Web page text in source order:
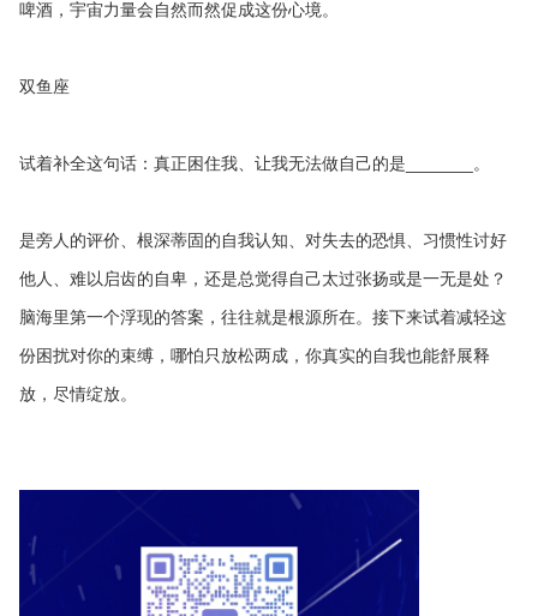
啤酒，宇宙力量会自然而然促成这份心境。
双鱼座
试着补全这句话：真正困住我、让我无法做自己的是_______。
是旁人的评价、根深蒂固的自我认知、对失去的恐惧、习惯性讨好
他人、难以启齿的自卑，还是总觉得自己太过张扬或是一无是处？
脑海里第一个浮现的答案，往往就是根源所在。接下来试着减轻这
份困扰对你的束缚，哪怕只放松两成，你真实的自我也能舒展释
放，尽情绽放。